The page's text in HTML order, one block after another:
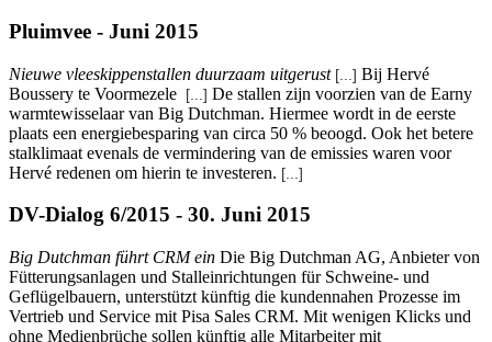
Pluimvee - Juni 2015
Nieuwe vleeskippenstallen duurzaam uitgerust [...] Bij Hervé
Boussery te Voormezele [...] De stallen zijn voorzien van de Earny
warmtewisselaar van Big Dutchman. Hiermee wordt in de eerste
plaats een energiebesparing van circa 50 % beoogd. Ook het betere
stalklimaat evenals de vermindering van de emissies waren voor
Hervé redenen om hierin te investeren. [...]
DV-Dialog 6/2015 - 30. Juni 2015
Big Dutchman führt CRM ein Die Big Dutchman AG, Anbieter von
Fütterungsanlagen und Stalleinrichtungen für Schweine- und
Geflügelbauern, unterstützt künftig die kundennahen Prozesse im
Vertrieb und Service mit Pisa Sales CRM. Mit wenigen Klicks und
ohne Medienbrüche sollen künftig alle Mitarbeiter mit